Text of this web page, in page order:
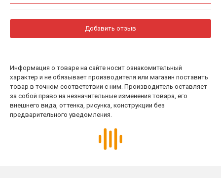
Добавить отзыв
Информация о товаре на сайте носит ознакомительный
характер и не обязывает производителя или магазин поставить
товар в точном соответствии с ним. Производитель оставляет
за собой право на незначительные изменения товара, его
внешнего вида, оттенка, рисунка, конструкции без
предварительного уведомления.